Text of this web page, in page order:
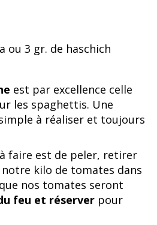
ou 3 gr. de haschich
est par excellence celle
les spaghettis. Une
à réaliser et toujours
faire est de peler, retirer
kilo de tomates dans
nos tomates seront
feu et réserver pour